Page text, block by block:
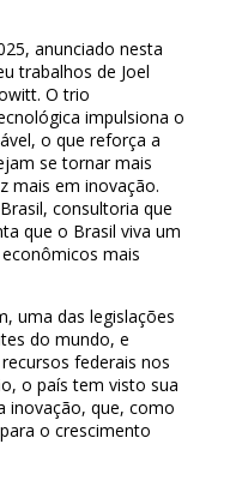
anunciado nesta
trabalhos de Joel
O trio
impulsiona o
o que reforça a
se tornar mais
mais em inovação.
consultoria que
que o Brasil viva um
mais
uma das legislações
do mundo, e
federais nos
o país tem visto sua
inovação, que, como
o crescimento